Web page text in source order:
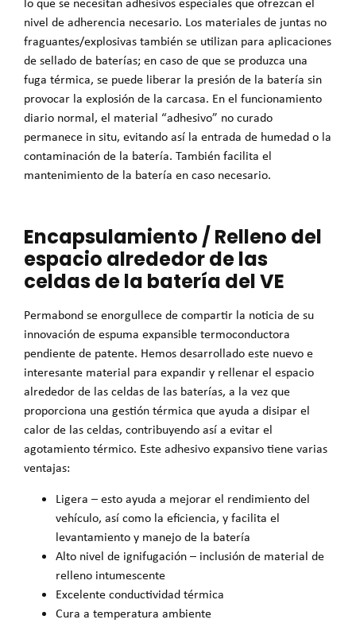
nivel de adherencia necesario. Los materiales de juntas no
fraguantes/explosivas también se utilizan para aplicaciones
de sellado de baterías; en caso de que se produzca una
fuga térmica, se puede liberar la presión de la batería sin
provocar la explosión de la carcasa. En el funcionamiento
diario normal, el material “adhesivo” no curado
permanece in situ, evitando así la entrada de humedad o la
contaminación de la batería. También facilita el
mantenimiento de la batería en caso necesario.
Encapsulamiento / Relleno del
espacio alrededor de las
celdas de la batería del VE
Permabond se enorgullece de compartir la noticia de su
innovación de espuma expansible termoconductora
pendiente de patente. Hemos desarrollado este nuevo e
interesante material para expandir y rellenar el espacio
alrededor de las celdas de las baterías, a la vez que
proporciona una gestión térmica que ayuda a disipar el
calor de las celdas, contribuyendo así a evitar el
agotamiento térmico. Este adhesivo expansivo tiene varias
ventajas:
Ligera – esto ayuda a mejorar el rendimiento del
vehículo, así como la eficiencia, y facilita el
levantamiento y manejo de la batería
Alto nivel de ignifugación – inclusión de material de
relleno intumescente
Excelente conductividad térmica
Cura a temperatura ambiente